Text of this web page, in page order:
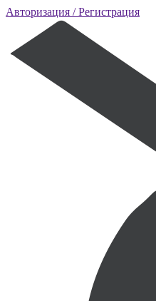
Авторизация / Регистрация